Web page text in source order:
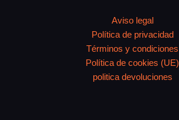
Aviso legal
Política de privacidad
Términos y condiciones
Política de cookies (UE)
politica devoluciones